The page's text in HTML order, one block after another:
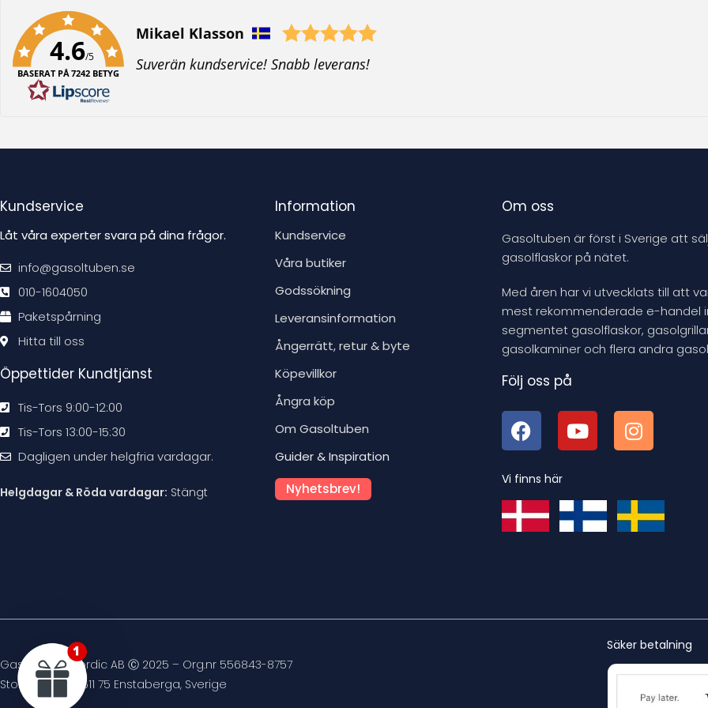
4.6/5
BASERAT PÅ 7242 BETYG
Författare:
Mikael Klasson
T
Suverän kundservice! Snabb leverans!
Kundservice
Låt våra experter svara på dina frågor.
info@gasoltuben.se
010-1604050
Paketspårning
Hitta till oss
Öppettider Kundtjänst
Tis-Tors 9:00-12:00
Tis-Tors 13:00-15:30
Dagligen under helgfria vardagar.
Helgdagar & Röda vardagar: Stängt
Information
Kundservice
Våra butiker
Godssökning
Leveransinformation
Ångerrätt, retur & byte
Köpevillkor
Ångra köp
Om Gasoltuben
Guider & Inspiration
Nyhetsbrev!
Om oss
Gasoltuben är först i Sverige att
gasolflaskor på nätet.
Med åren har vi utvecklats till att
mest rekommenderade e-handel
segmentet gasolflaskor,
gasolkaminer och flera andra
Följ oss på
Vi finns här
Gasoltuben Nordic AB Ⓒ 2025 – Org.nr 556843-8757
Stockvägen 4, 611 75 Enstaberga, Sverige
Säker betalning